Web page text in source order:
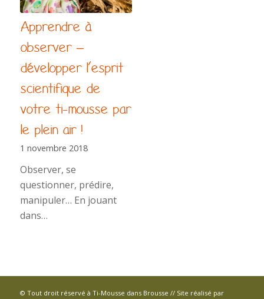
Apprendre à
observer –
développer l’esprit
scientifique de
votre ti-mousse par
le plein air !
1 novembre 2018
Observer, se
questionner, prédire,
manipuler… En jouant
dans…
© Tout droit réservé à Ti-Mousse dans Brousse // Site réalisé par